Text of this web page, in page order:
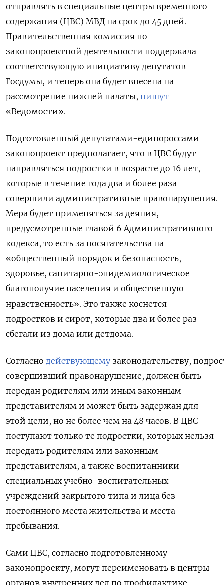
отправлять в специальные центры временного
содержания (ЦВС) МВД на срок до 45 дней.
Правительственная комиссия по
законопроектной деятельности поддержала
соответствующую инициативу депутатов
Госдумы, и теперь она будет внесена на
рассмотрение нижней палаты, пишут
«Ведомости».
Подготовленный депутатами-единороссами
законопроект предполагает, что в ЦВС будут
направляться подростки в возрасте до 16 лет,
которые в течение года два и более раза
совершили административные правонарушения.
Мера будет применяться за деяния,
предусмотренные главой 6 Административного
кодекса, то есть за посягательства на
«общественный порядок и безопасность,
здоровье, санитарно-эпидемиологическое
благополучие населения и общественную
нравственность». Это также коснется
подростков и сирот, которые два и более раз
сбегали из дома или детдома.
Согласно действующему законодательству,
совершивший правонарушение, должен быть
передан родителям или иным законным
представителям и может быть задержан для
этой цели, но не более чем на 48 часов. В ЦВС
поступают только те подростки, которых нельзя
передать родителям или законным
представителям, а также воспитанники
специальных учебно-воспитательных
учреждений закрытого типа и лица без
постоянного места жительства и места
пребывания.
Сами ЦВС, согласно подготовленному
законопроекту, могут переименовать в центры
органов внутренних дел по профилактике